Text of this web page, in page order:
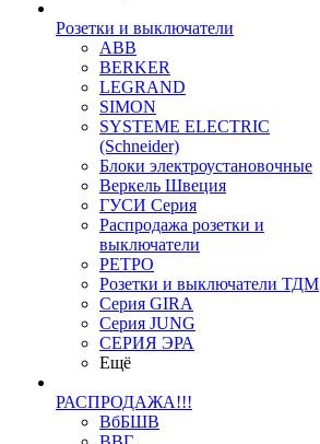
Розетки и выключатели
ABB
BERKER
LEGRAND
SIMON
SYSTEME ELECTRIC
(Schneider)
Блоки электроустановочные
Веркель Швеция
ГУСИ Серия
Распродажа розетки и
выключатели
РЕТРО
Розетки и выключатели ТДМ
Серия GIRA
Серия JUNG
СЕРИЯ ЭРА
Ещё
РАСПРОДАЖА!!!
ВбБШВ